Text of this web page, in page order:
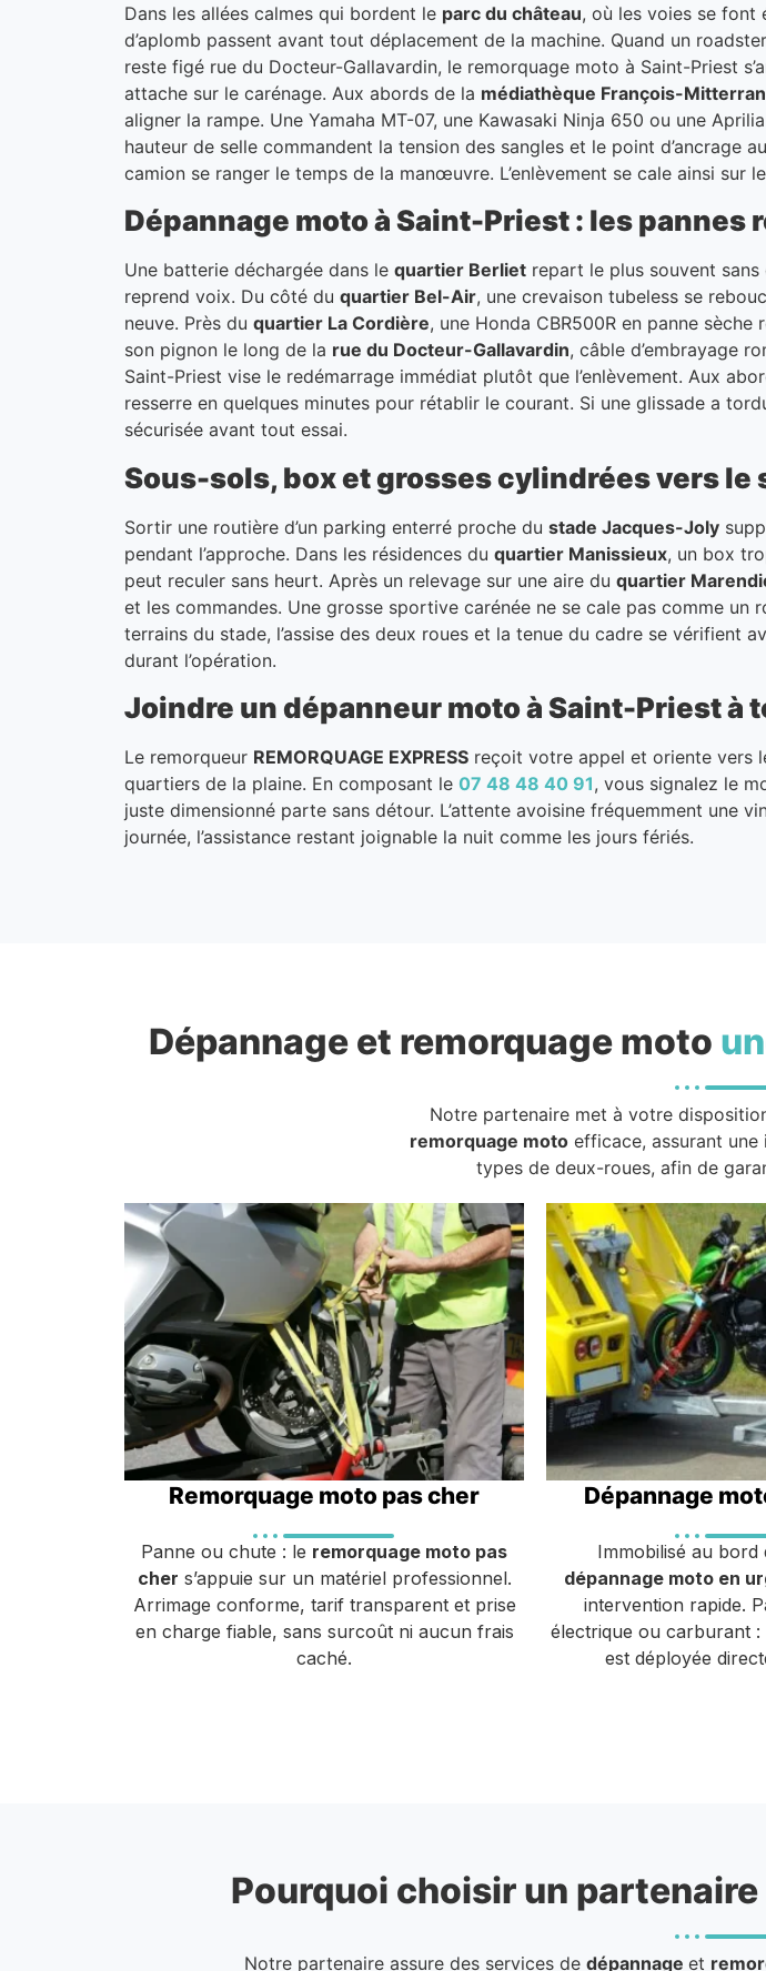
Dans les allées calmes qui bordent le parc du château, où les voies se font
d’aplomb passent avant tout déplacement de la machine. Quand un
reste figé rue du Docteur-Gallavardin, le remorquage moto à Saint-Priest
attache sur le carénage. Aux abords de la médiathèque François-
aligner la rampe. Une Yamaha MT-07, une Kawasaki Ninja 650 ou une
hauteur de selle commandent la tension des sangles et le point d’ancrage
camion se ranger le temps de la manœuvre. L’enlèvement se cale ainsi
Dépannage moto à Saint-Priest : les pannes
Une batterie déchargée dans le quartier Berliet repart le plus souvent
reprend voix. Du côté du quartier Bel-Air, une crevaison tubeless se
neuve. Près du quartier La Cordière, une Honda CBR500R en panne
son pignon le long de la rue du Docteur-Gallavardin, câble d’embrayage
Saint-Priest vise le redémarrage immédiat plutôt que l’enlèvement. Aux
resserre en quelques minutes pour rétablir le courant. Si une glissade a
sécurisée avant tout essai.
Sous-sols, box et grosses cylindrées vers le
Sortir une routière d’un parking enterré proche du stade Jacques-Joly
pendant l’approche. Dans les résidences du quartier Manissieux, un box
peut reculer sans heurt. Après un relevage sur une aire du quartier
et les commandes. Une grosse sportive carénée ne se cale pas comme
terrains du stade, l’assise des deux roues et la tenue du cadre se vérifient
durant l’opération.
Joindre un dépanneur moto à Saint-Priest à
Le remorqueur REMORQUAGE EXPRESS reçoit votre appel et oriente vers
quartiers de la plaine. En composant le 07 48 48 40 91, vous signalez le
juste dimensionné parte sans détour. L’attente avoisine fréquemment une
journée, l’assistance restant joignable la nuit comme les jours fériés.
Dépannage et remorquage moto
Notre partenaire met à votre
remorquage motoefficace, assurant une
types de deux-roues, afin de
Remorquage moto pas cher
Panne ou chute : le remorquage moto pas
cher s’appuie sur un matériel professionnel.
Arrimage conforme, tarif transparent et prise
en charge fiable, sans surcoût ni aucun frais
caché.
Dépannage
Immobilisé au bord
dépannage moto en
intervention rapide.
électrique ou carburant :
est déployée
Pourquoi choisir un partenaire
Notre partenaire assure des services de dépannage et